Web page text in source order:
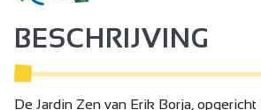
BESCHRIJVING
De Jardin Zen van Erik Borja, opgericht